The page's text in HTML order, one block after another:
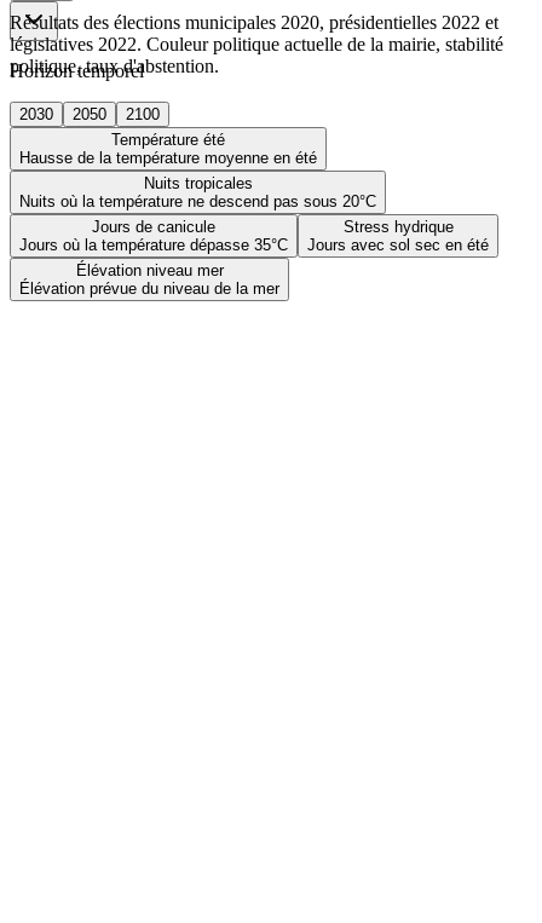
Horizon temporel
2030 2050
2100
Température été
Hausse de la température moyenne en été
Nuits tropicales
Nuits où la température ne descend pas sous 20°C
Jours de canicule
Jours où la température dépasse 35°C
Stress hydrique
Jours avec sol sec en été
Élévation niveau mer
Élévation prévue du niveau de la mer
Résultats des élections municipales 2020, présidentielles 2022 et
législatives 2022. Couleur politique actuelle de la mairie, stabilité
politique, taux d'abstention.